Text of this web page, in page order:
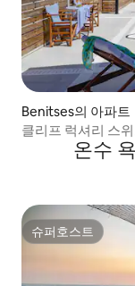
Benitses의 아파트
클리프 럭셔리 스
온수
슈퍼호스트
슈퍼호스트